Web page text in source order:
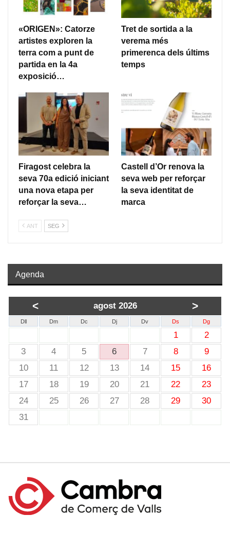
«ORIGEN»: Catorze
artistes exploren la
terra com a punt de
partida en la 4a
exposició…
Tret de sortida a la
verema més
primerenca dels últims
temps
Firagost celebra la
seva 70a edició iniciant
una nova etapa per
reforçar la seva…
Castell d’Or renova la
seva web per reforçar
la seva identitat de
marca
ANT SEG
Agenda
< agost 2026 >
Dll Dm Dc Dj Dv Ds Dg
1
2
3
4 5 6 7 8
9
10
11 12 13 14 15
16
17
18 19 20 21 22
23
24
25 26 27 28 29
30
31